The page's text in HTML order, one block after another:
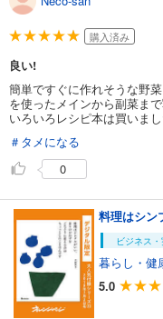
購入済み
良い!
簡単ですぐに作れそうな野
を使ったメインから副菜まで
いろいろレシピ本は買いま
＃タメになる
0
ビジネス
暮らし・健
5.0